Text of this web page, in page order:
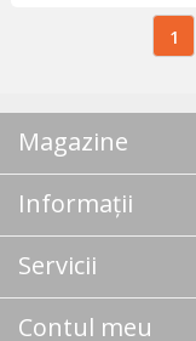
1
Magazine
Informații
Servicii
Contul meu